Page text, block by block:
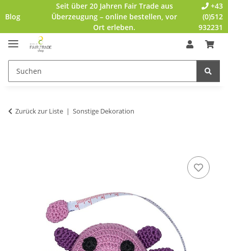
Blog
Seit über 20 Jahren Fair Trade aus
Überzeugung – online bestellen, vor
Ort erleben.
+43
(0)512
932231
Zurück zur Liste Sonstige Dekoration